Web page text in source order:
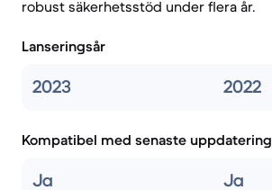
robust säkerhetsstöd under flera år.
Lanseringsår
2023 2022
Kompatibel med senaste uppdatering
Ja Ja